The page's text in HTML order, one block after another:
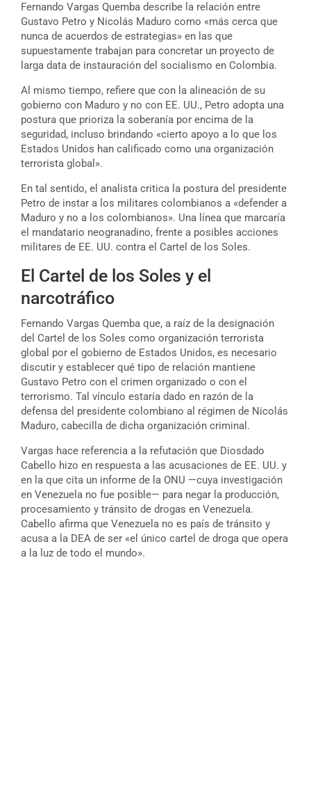
Fernando Vargas Quemba describe la relación entre
Gustavo Petro y Nicolás Maduro como «más cerca que
nunca de acuerdos de estrategias» en las que
supuestamente trabajan para concretar un proyecto de
larga data de instauración del socialismo en Colombia.
Al mismo tiempo, refiere que con la alineación de su
gobierno con Maduro y no con EE. UU., Petro adopta una
postura que prioriza la soberanía por encima de la
seguridad, incluso brindando «cierto apoyo a lo que los
Estados Unidos han calificado como una organización
terrorista global».
En tal sentido, el analista critica la postura del presidente
Petro de instar a los militares colombianos a «defender a
Maduro y no a los colombianos». Una línea que marcaría
el mandatario neogranadino, frente a posibles acciones
militares de EE. UU. contra el Cartel de los Soles.
El Cartel de los Soles y el
narcotráfico
Fernando Vargas Quemba que, a raíz de la designación
del Cartel de los Soles como organización terrorista
global por el gobierno de Estados Unidos, es necesario
discutir y establecer qué tipo de relación mantiene
Gustavo Petro con el crimen organizado o con el
terrorismo. Tal vínculo estaría dado en razón de la
defensa del presidente colombiano al régimen de Nicolás
Maduro, cabecilla de dicha organización criminal.
Vargas hace referencia a la refutación que Diosdado
Cabello hizo en respuesta a las acusaciones de EE. UU. y
en la que cita un informe de la ONU —cuya investigación
en Venezuela no fue posible— para negar la producción,
procesamiento y tránsito de drogas en Venezuela.
Cabello afirma que Venezuela no es país de tránsito y
acusa a la DEA de ser «el único cartel de droga que opera
a la luz de todo el mundo».